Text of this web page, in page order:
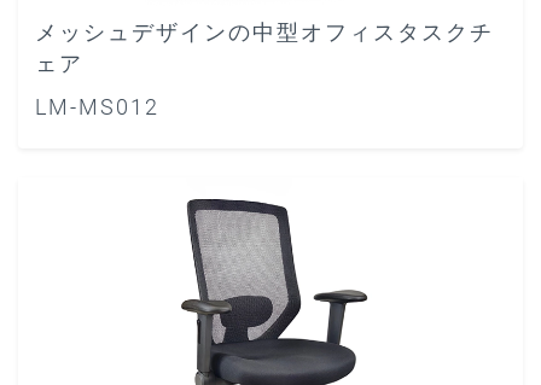
メッシュデザインの中型オフィスタスクチ
ェア
LM-MS012